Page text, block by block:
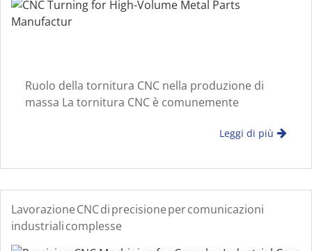
Ruolo della tornitura CNC nella produzione di
massa La tornitura CNC è comunemente
dove è richiesta un'uniformità dimensionale su
Leggi di più
Lavorazione CNC di precisione per comunicazioni
industriali complesse